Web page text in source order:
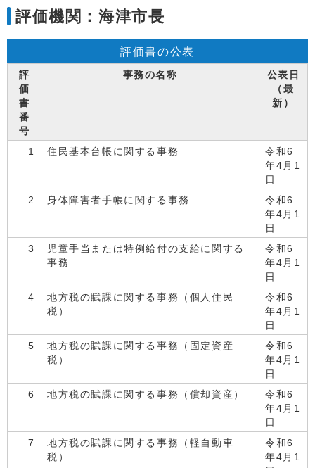
評価機関：海津市長
評価書の公表
評
価
書
番
号
事務の名称
公表日
（最
新）
1 住民基本台帳に関する事務
令和6
年4月1
日
2
身体障害者手帳に関する事務
令和6
年4月1
日
3
児童手当または特例給付の支給に関する
事務
令和6
年4月1
日
4
地方税の賦課に関する事務（個人住民
税）
令和6
年4月1
日
5
地方税の賦課に関する事務（固定資産
税）
令和6
年4月1
日
6
地方税の賦課に関する事務（償却資産）
令和6
年4月1
日
7
地方税の賦課に関する事務（軽自動車
税）
令和6
年4月1